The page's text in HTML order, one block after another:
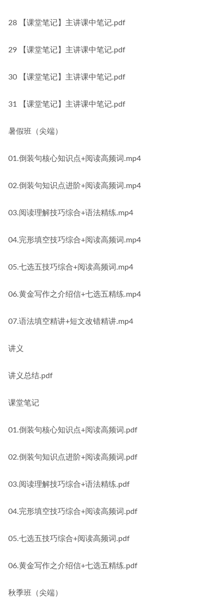
28 【课堂笔记】主讲课中笔记.pdf
29 【课堂笔记】主讲课中笔记.pdf
30 【课堂笔记】主讲课中笔记.pdf
31 【课堂笔记】主讲课中笔记.pdf
暑假班（尖端）
01.倒装句核心知识点+阅读高频词.mp4
02.倒装句知识点进阶+阅读高频词.mp4
03.阅读理解技巧综合+语法精练.mp4
04.完形填空技巧综合+阅读高频词.mp4
05.七选五技巧综合+阅读高频词.mp4
06.黄金写作之介绍信+七选五精练.mp4
07.语法填空精讲+短文改错精讲.mp4
讲义
讲义总结.pdf
课堂笔记
01.倒装句核心知识点+阅读高频词.pdf
02.倒装句知识点进阶+阅读高频词.pdf
03.阅读理解技巧综合+语法精练.pdf
04.完形填空技巧综合+阅读高频词.pdf
05.七选五技巧综合+阅读高频词.pdf
06.黄金写作之介绍信+七选五精练.pdf
秋季班（尖端）